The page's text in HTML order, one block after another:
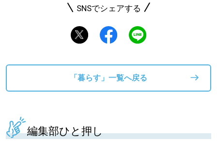
SNSでシェアする
「暮らす」一覧へ戻る
編集部ひと押し